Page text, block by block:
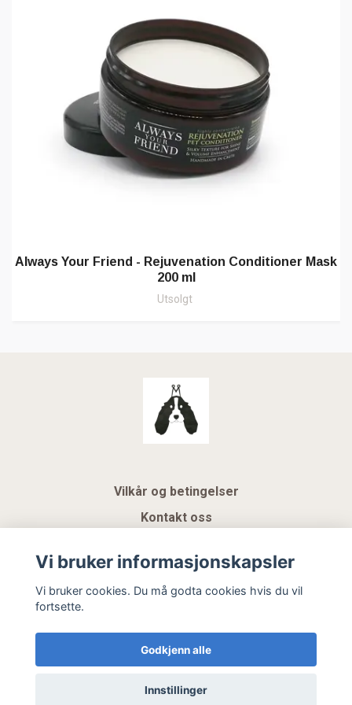
Always Your Friend - Rejuvenation Conditioner Mask
200 ml
Utsolgt
Vilkår og betingelser
Kontakt oss
Gavekort
Vi bruker informasjonskapsler
Vi bruker cookies. Du må godta cookies hvis du vil
fortsette.
Godkjenn alle
Innstillinger